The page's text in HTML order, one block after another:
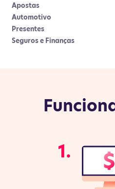
Apostas
Automotivo
Presentes
Seguros e Finanças